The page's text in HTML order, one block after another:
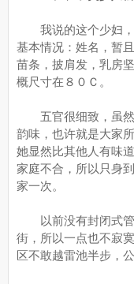
我说的这个少妇，
基本情况：姓名，暂
苗条，披肩发，乳房
概尺寸在８０Ｃ。
五官很细致，虽然
韵味，也许就是大家
她显然比其他人有味
家庭不合，所以只身
家一次。
以前没有封闭式管
街，所以一点也不寂
区不敢越雷池半步，